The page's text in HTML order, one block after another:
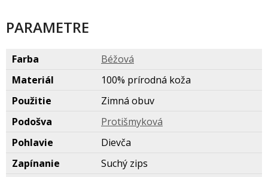
PARAMETRE
Farba
Béžov
Materiál
100% prírodná koža
Použitie
Zimná obuv
Podošva
Protišmykov
Pohlavie
Dievča
Zapínanie
Suchý zips